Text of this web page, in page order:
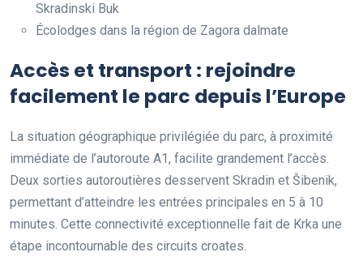
Skradinski Buk
Écolodges dans la région de Zagora dalmate
Accès et transport : rejoindre
facilement le parc depuis l’Europe
La situation géographique privilégiée du parc, à proximité
immédiate de l’autoroute A1, facilite grandement l’accès.
Deux sorties autoroutières desservent Skradin et Šibenik,
permettant d’atteindre les entrées principales en 5 à 10
minutes. Cette connectivité exceptionnelle fait de Krka une
étape incontournable des circuits croates.